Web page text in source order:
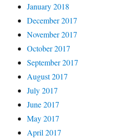
January 2018
December 2017
November 2017
October 2017
September 2017
August 2017
July 2017
June 2017
May 2017
April 2017